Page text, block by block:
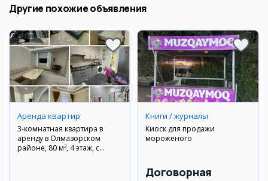
Другие похожие объявления
Аренда квартир
3-комнатная квартира в
аренду в Олмазорском
районе, 80 м², 4 этаж, с
Книги / журналы
Киоск для продажи
мороженого
Договорная